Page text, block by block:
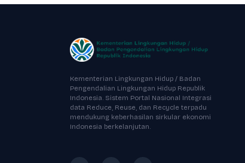
Kementerian Lingkungan Hidup / Badan
Pengendalian Lingkungan Hidup Republik
Indonesia. Sistem Portal Nasional Integrasi
data Reduce, Reuse, dan Recycle terpadu
mendukung keberhasilan sirkular ekonomi
Indonesia berkelanjutan.